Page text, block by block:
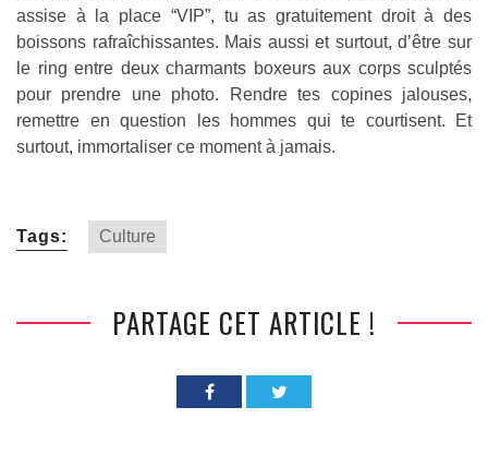
assise à la place “VIP”, tu as gratuitement droit à des
boissons rafraîchissantes. Mais aussi et surtout, d’être sur
le ring entre deux charmants boxeurs aux corps sculptés
pour prendre une photo. Rendre tes copines jalouses,
remettre en question les hommes qui te courtisent. Et
surtout, immortaliser ce moment à jamais.
Tags: Culture
PARTAGE CET ARTICLE !